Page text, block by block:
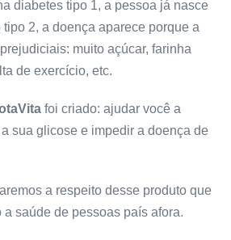
diabetes tipo 1, a pessoa já nasce
2, a doença aparece porque a
muito açúcar, farinha
de exercício, etc.
foi criado: ajudar você a
sua glicose e impedir a doença de
a respeito desse produto que
saúde de pessoas país afora.